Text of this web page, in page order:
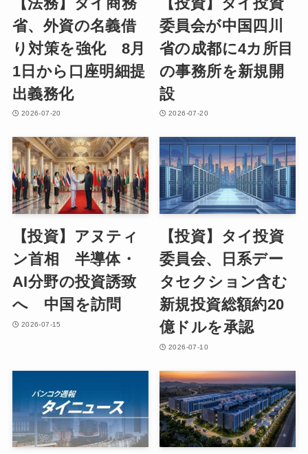
省、外資の名義借
り対策を強化 8月
1日から口座明細提
出義務化
2026-07-20
委員会が中国四川
省の成都に4カ所目
の事務所を新規開
設
2026-07-20
【投資】アヌティ
ン首相 半導体・
AI分野の投資誘致
へ 中国を訪問
2026-07-15
【投資】タイ投資
委員会、日系デー
タセクション含む
新規投資総額約20
億ドルを承認
2026-07-10